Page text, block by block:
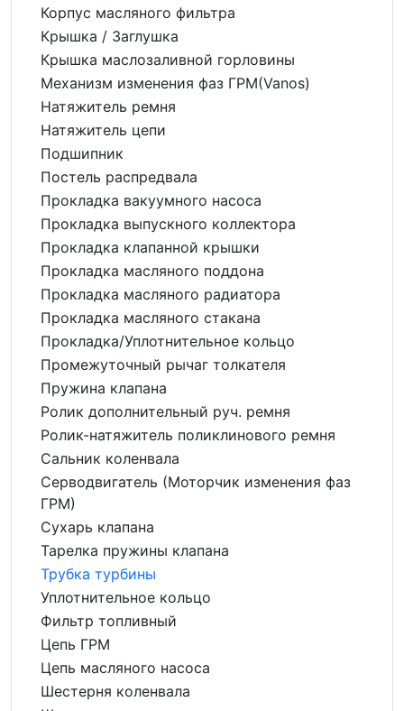
Корпус масляного фильтра
Крышка / Заглушка
Крышка маслозаливной горловины
Механизм изменения фаз ГРМ(Vanos)
Натяжитель ремня
Натяжитель цепи
Подшипник
Постель распредвала
Прокладка вакуумного насоса
Прокладка выпускного коллектора
Прокладка клапанной крышки
Прокладка масляного поддона
Прокладка масляного радиатора
Прокладка масляного стакана
Прокладка/Уплотнительное кольцо
Промежуточный рычаг толкателя
Пружина клапана
Ролик дополнительный руч. ремня
Ролик-натяжитель поликлинового ремня
Сальник коленвала
Серводвигатель (Моторчик изменения фаз
ГРМ)
Сухарь клапана
Тарелка пружины клапана
Трубка турбины
Уплотнительное кольцо
Фильтр топливный
Цепь ГРМ
Цепь масляного насоса
Шестерня коленвала